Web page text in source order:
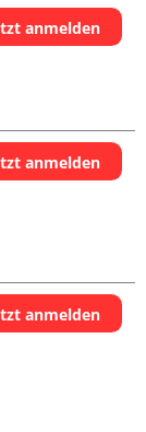
anmelden
anmelden
anmelden